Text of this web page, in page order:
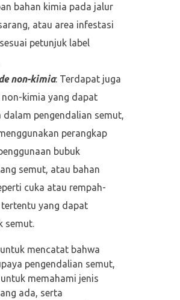
bahan kimia pada jalur
atau area infestasi
petunjuk label
non-kimia: Terdapat juga
kimia yang dapat
dalam pengendalian semut,
perangkap
bubuk
semut, atau bahan
cuka atau rempah-
tertentu yang dapat
semut.
mencatat bahwa
pengendalian semut,
memahami jenis
ada, serta